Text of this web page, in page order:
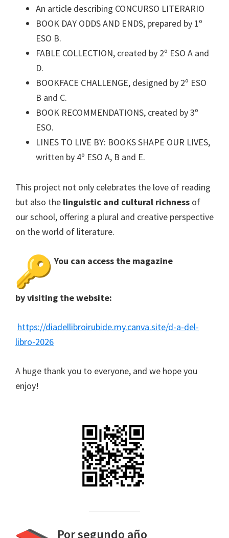
An article describing CONCURSO LITERARIO
BOOK DAY ODDS AND ENDS, prepared by 1º
ESO B.
FABLE COLLECTION, created by 2º ESO A and
D.
BOOKFACE CHALLENGE, designed by 2º ESO
B and C.
BOOK RECOMMENDATIONS, created by 3º
ESO.
LINES TO LIVE BY: BOOKS SHAPE OUR LIVES,
written by 4º ESO A, B and E.
This project not only celebrates the love of reading
but also the linguistic and cultural richness of
our school, offering a plural and creative perspective
on the world of literature.
You can access the magazine
by visiting the website:
https://diadellibroirubide.my.canva.site/d-a-del-
libro-2026
A huge thank you to everyone, and we hope you
enjoy!
Por segundo año